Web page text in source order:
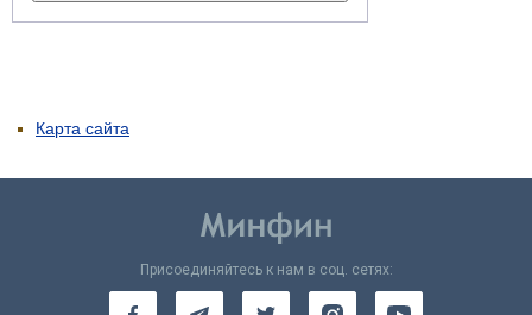
Карта сайта
Присоединяйтесь к нам в соц. сетях: